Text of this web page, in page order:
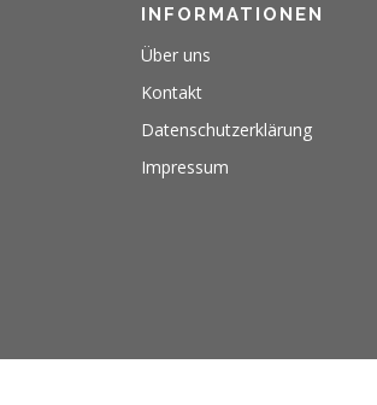
INFORMATIONEN
Über uns
Kontakt
Datenschutzerklärung
Impressum